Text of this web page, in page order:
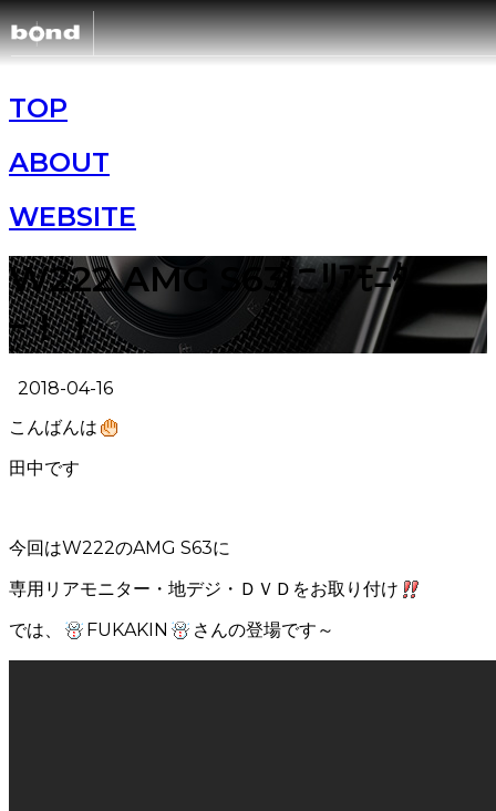
TOP
ABOUT
WEBSITE
W222 AMG S63にﾘｱﾓﾆﾀ
ｰ！！
2018-04-16
こんばんは
田中です
今回はW222のAMG S63に
専用リアモニター・地デジ・ＤＶＤをお取り付け
では、
FUKAKIN さんの登場です～